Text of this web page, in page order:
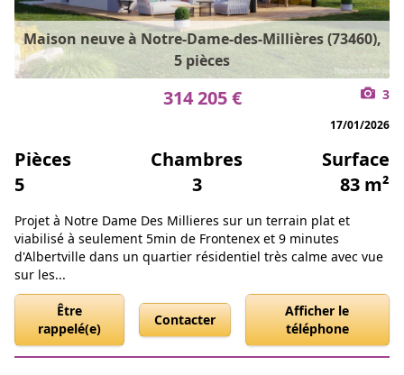
Maison neuve à Notre-Dame-des-Millières (73460),
5 pièces
314 205 € 3
17/01/2026
Pièces
5
Chambres
3
Surface
83 m²
Projet à Notre Dame Des Millieres sur un terrain plat et
viabilisé à seulement 5min de Frontenex et 9 minutes
d'Albertville dans un quartier résidentiel très calme avec vue
sur les...
Être
rappelé(e)
Contacter
Afficher le
téléphone